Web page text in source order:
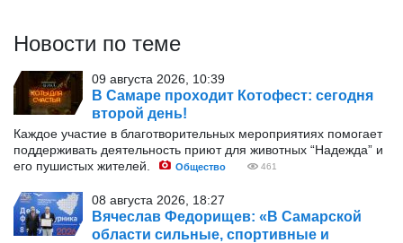
Новости по теме
09 августа 2026, 10:39
В Самаре проходит Котофест: сегодня
второй день!
Каждое участие в благотворительных мероприятиях помогает
поддерживать деятельность приют для животных “Надежда” и
его пушистых жителей.
Общество 461
08 августа 2026, 18:27
Вячеслав Федорищев: «В Самарской
области сильные, спортивные и